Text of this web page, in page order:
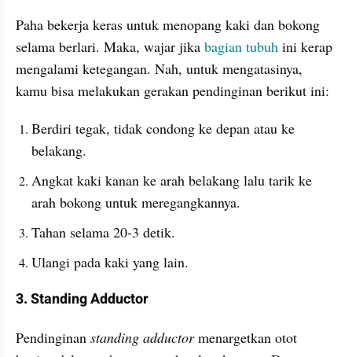
Paha bekerja keras untuk menopang kaki dan bokong
selama berlari. Maka, wajar jika bagian tubuh ini kerap
mengalami ketegangan. Nah, untuk mengatasinya,
kamu bisa melakukan gerakan pendinginan berikut ini:
Berdiri tegak, tidak condong ke depan atau ke
belakang.
Angkat kaki kanan ke arah belakang lalu tarik ke
arah bokong untuk meregangkannya.
Tahan selama 20-3 detik.
Ulangi pada kaki yang lain.
3. Standing Adductor
Pendinginan standing adductor menargetkan otot